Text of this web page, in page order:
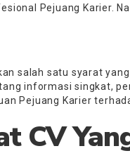
Pejuang Karier.
salah satu syarat
informasi singkat,
Pejuang Karier
CV